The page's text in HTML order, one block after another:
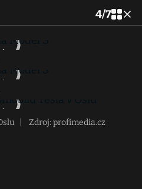
4/7
Zdroj: profimedia.cz